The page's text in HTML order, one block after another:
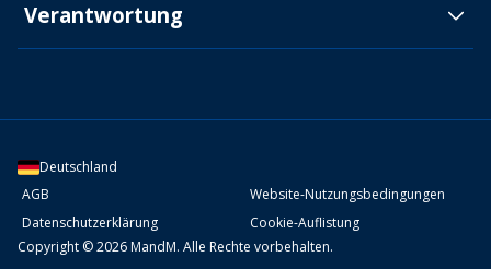
Verantwortung
Deutschland
AGB
Website-Nutzungsbedingungen
Datenschutzerklärung
Cookie-Auflistung
Copyright © 2026 MandM. Alle Rechte vorbehalten.